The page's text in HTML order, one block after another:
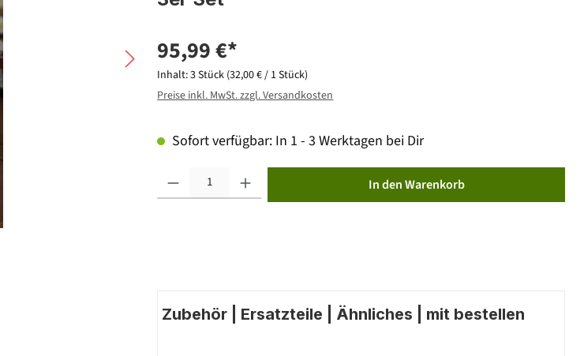
95,99 €*
Inhalt:3 Stück (32,00 € / 1 Stück)
Preise inkl. MwSt. zzgl. Versandkosten
Sofort verfügbar: In 1 - 3 Werktagen bei Dir
In den Warenkorb
Zubehör | Ersatzteile | Ähnliches | mit bestellen